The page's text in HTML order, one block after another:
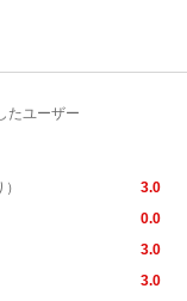
たユーザー
3.0
0.0
3.0
3.0